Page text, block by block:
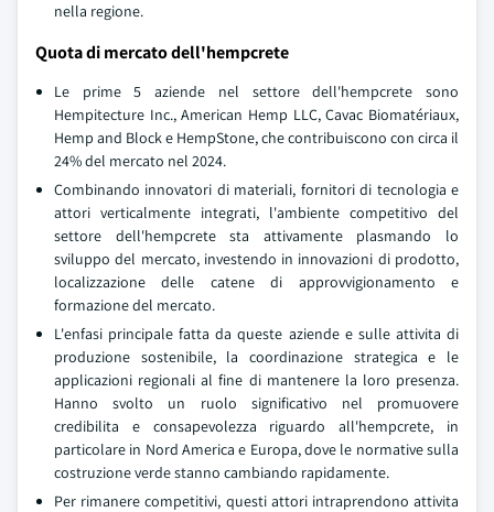
nella regione.
Quota di mercato dell'hempcrete
Le prime 5 aziende nel settore dell'hempcrete sono
Hempitecture Inc., American Hemp LLC, Cavac Biomatériaux,
Hemp and Block e HempStone, che contribuiscono con circa il
24% del mercato nel 2024.
Combinando innovatori di materiali, fornitori di tecnologia e
attori verticalmente integrati, l'ambiente competitivo del
settore dell'hempcrete sta attivamente plasmando lo
sviluppo del mercato, investendo in innovazioni di prodotto,
localizzazione delle catene di approvvigionamento e
formazione del mercato.
L'enfasi principale fatta da queste aziende e sulle attivita di
produzione sostenibile, la coordinazione strategica e le
applicazioni regionali al fine di mantenere la loro presenza.
Hanno svolto un ruolo significativo nel promuovere
credibilita e consapevolezza riguardo all'hempcrete, in
particolare in Nord America e Europa, dove le normative sulla
costruzione verde stanno cambiando rapidamente.
Per rimanere competitivi, questi attori intraprendono attivita